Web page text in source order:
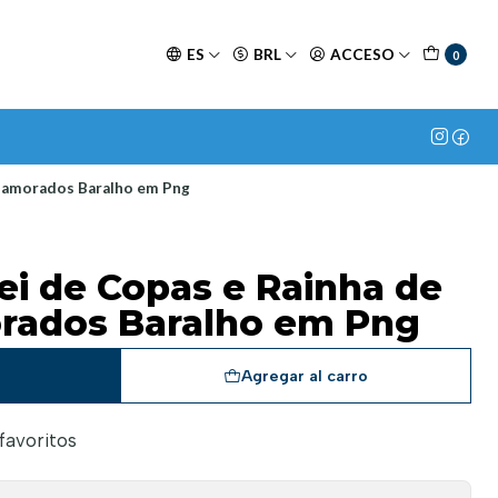
ES BRL ACCESO 0
Baralho em Png
de Copas e Rainha de
Baralho em Png
Agregar al carro